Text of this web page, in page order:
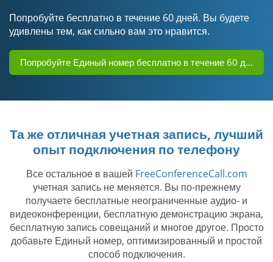
Попробуйте бесплатно в течение 60 дней. Вы будете
удивлены тем, как сильно вам это нравится.
Попробуйте Единый номер бесплатно в течение 60 дней
Та же отличная учетная запись, лучший
опыт подключения по телефону
Все остальное в вашей FreeConferenceCall.com
учетная запись не меняется. Вы по-прежнему
получаете бесплатные неограниченные аудио- и
видеоконференции, бесплатную демонстрацию экрана,
бесплатную запись совещаний и многое другое. Просто
добавьте Единый номер, оптимизированный и простой
способ подключения.